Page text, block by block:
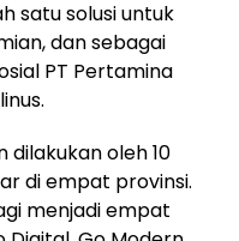
satu solusi untuk
dan sebagai
PT Pertamina
dilakukan oleh 10
di empat provinsi.
menjadi empat